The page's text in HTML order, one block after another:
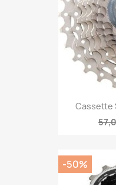
Cassette
-50%